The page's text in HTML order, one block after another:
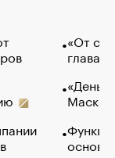
«От
глава
Маск в
основ